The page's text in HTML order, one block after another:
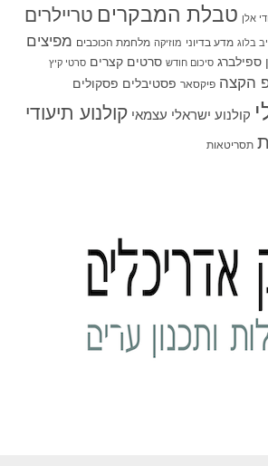
אלן טבלת המבקרים טריילרים
בלוג מדע בדיוני מוזיקה מלחמת הכוכבים מפיצים
ספילברג סיכום חודש סרטים קצרים סרטי קיץ
הקצה פיקסאר פסטיבלים פסקולים
קולנוע ישראלי עצמאי קולנוע תיעודי
תסריטאות